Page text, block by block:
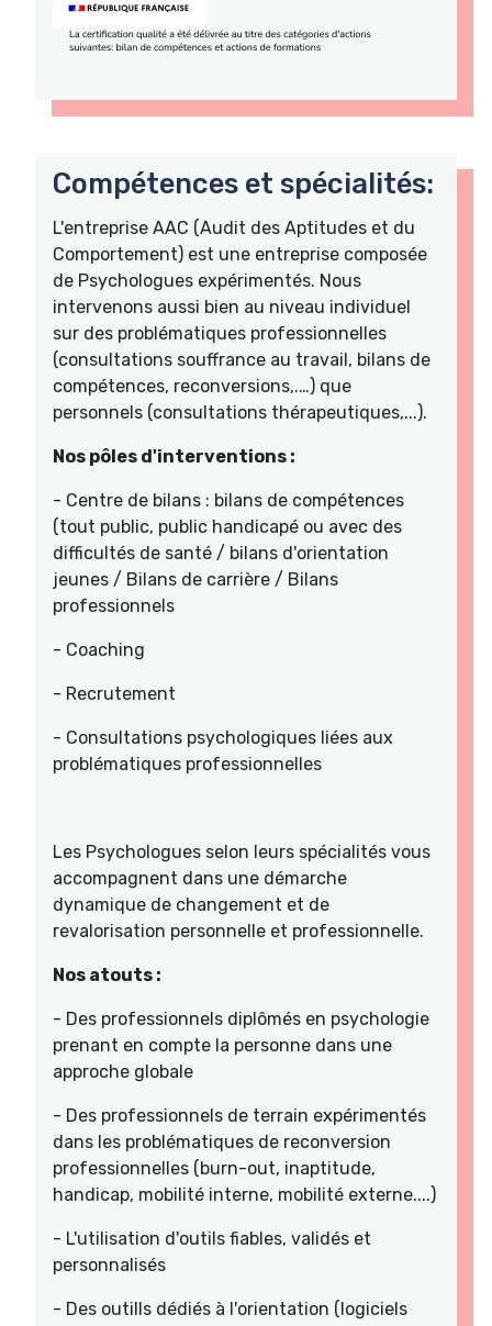
Compétences et spécialités:
L'entreprise AAC (Audit des Aptitudes et du
Comportement) est une entreprise composée
de Psychologues expérimentés. Nous
intervenons aussi bien au niveau individuel
sur des problématiques professionnelles
(consultations souffrance au travail, bilans de
compétences, reconversions,.…) que
personnels (consultations thérapeutiques,...).
Nos pôles d'interventions :
- Centre de bilans : bilans de compétences
(tout public, public handicapé ou avec des
difficultés de santé / bilans d'orientation
jeunes / Bilans de carrière / Bilans
professionnels
- Coaching
- Recrutement
- Consultations psychologiques liées aux
problématiques professionnelles
Les Psychologues selon leurs spécialités vous
accompagnent dans une démarche
dynamique de changement et de
revalorisation personnelle et professionnelle.
Nos atouts :
- Des professionnels diplômés en psychologie
prenant en compte la personne dans une
approche globale
- Des professionnels de terrain expérimentés
dans les problématiques de reconversion
professionnelles (burn-out, inaptitude,
handicap, mobilité interne, mobilité externe....)
- L'utilisation d'outils fiables, validés et
personnalisés
- Des outills dédiés à l'orientation (logiciels